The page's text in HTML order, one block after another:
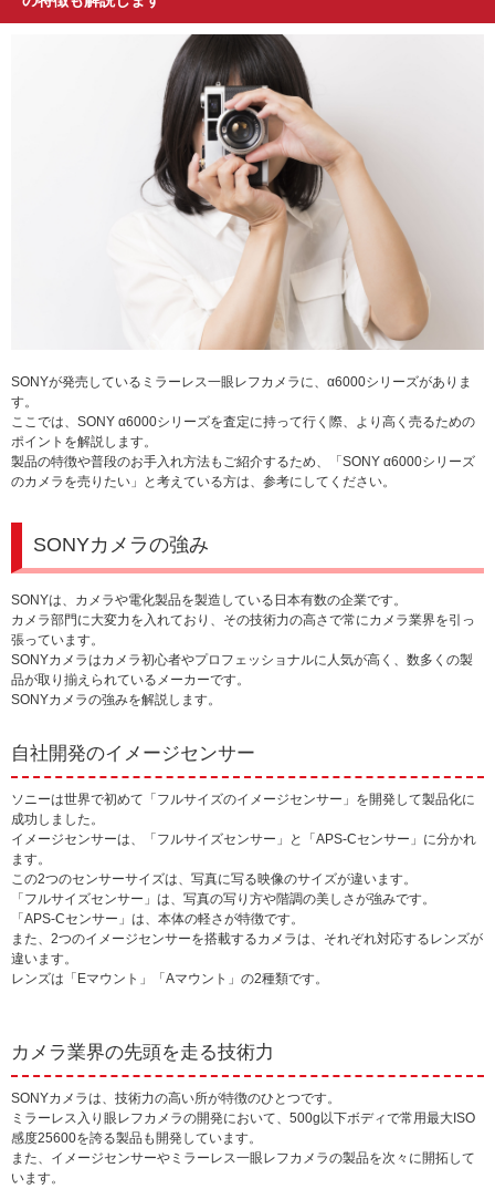
SONYが発売しているミラーレス一眼レフカメラに、α6000シリーズがありま
す。
ここでは、SONY α6000シリーズを査定に持って行く際、より高く売るための
ポイントを解説します。
製品の特徴や普段のお手入れ方法もご紹介するため、「SONY α6000シリーズ
のカメラを売りたい」と考えている方は、参考にしてください。
SONYカメラの強み
SONYは、カメラや電化製品を製造している日本有数の企業です。
カメラ部門に大変力を入れており、その技術力の高さで常にカメラ業界を引っ
張っています。
SONYカメラはカメラ初心者やプロフェッショナルに人気が高く、数多くの製
品が取り揃えられているメーカーです。
SONYカメラの強みを解説します。
自社開発のイメージセンサー
ソニーは世界で初めて「フルサイズのイメージセンサー」を開発して製品化に
成功しました。
イメージセンサーは、「フルサイズセンサー」と「APS-Cセンサー」に分かれ
ます。
この2つのセンサーサイズは、写真に写る映像のサイズが違います。
「フルサイズセンサー」は、写真の写り方や階調の美しさが強みです。
「APS-Cセンサー」は、本体の軽さが特徴です。
また、2つのイメージセンサーを搭載するカメラは、それぞれ対応するレンズが
違います。
レンズは「Eマウント」「Aマウント」の2種類です。
カメラ業界の先頭を走る技術力
SONYカメラは、技術力の高い所が特徴のひとつです。
ミラーレス入り眼レフカメラの開発において、500g以下ボディで常用最大ISO
感度25600を誇る製品も開発しています。
また、イメージセンサーやミラーレス一眼レフカメラの製品を次々に開拓して
います。